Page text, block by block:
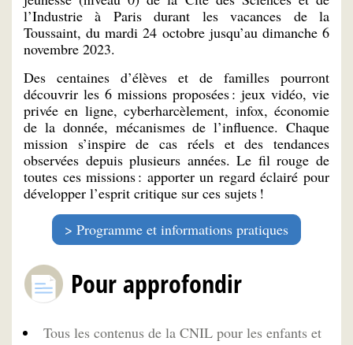
l’Industrie à Paris durant les vacances de la
Toussaint, du mardi 24 octobre jusqu’au dimanche 6
novembre 2023.
Des centaines d’élèves et de familles pourront
découvrir les 6 missions proposées : jeux vidéo, vie
privée en ligne, cyberharcèlement, infox, économie
de la donnée, mécanismes de l’influence. Chaque
mission s’inspire de cas réels et des tendances
observées depuis plusieurs années. Le fil rouge de
toutes ces missions : apporter un regard éclairé pour
développer l’esprit critique sur ces sujets !
Programme et informations pratiques
Pour approfondir
Tous les contenus de la CNIL pour les enfants et